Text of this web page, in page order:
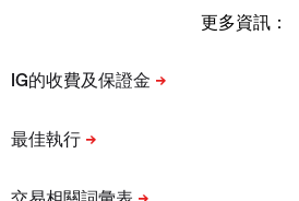
更多資訊：